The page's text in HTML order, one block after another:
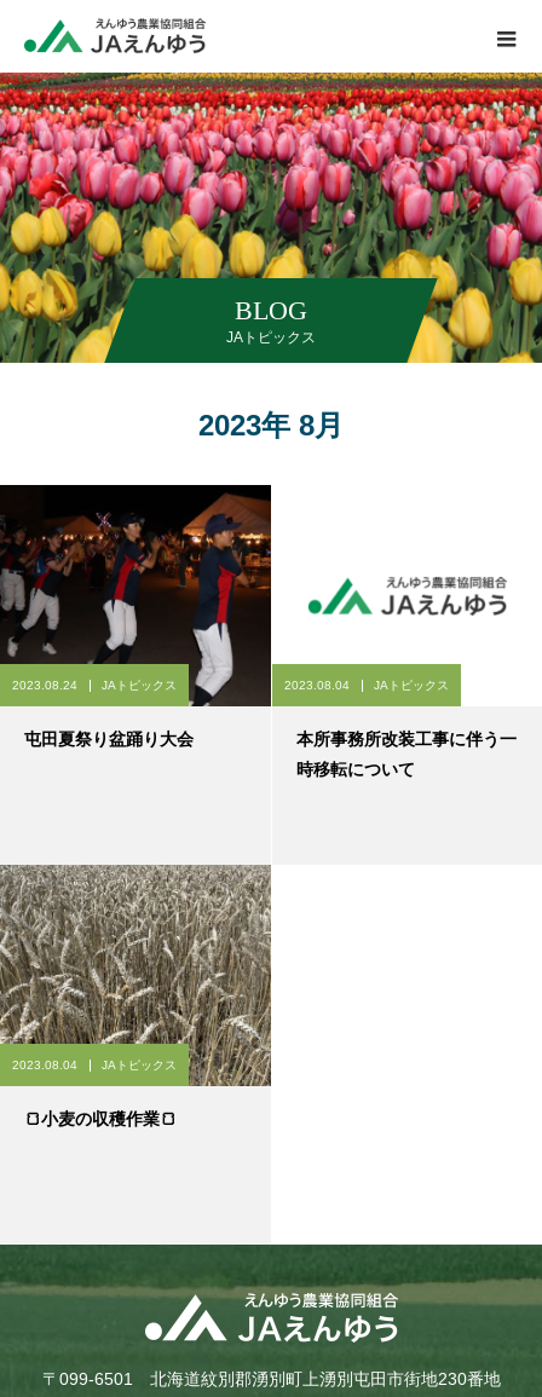
BLOG
JAトピックス
2023年 8月
2023.08.24 JAトピックス
屯田夏祭り盆踊り大会
2023.08.04 JAトピックス
本所事務所改装工事に伴う一
時移転について
2023.08.04 JAトピックス
🍞小麦の収穫作業🍞
〒099-6501 北海道紋別郡湧別町上湧別屯田市街地230番地